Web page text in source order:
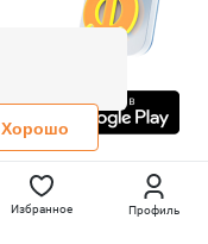
Избранное Профиль
Хорошо